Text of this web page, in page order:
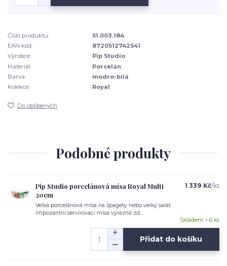
Číslo produktu:
51.003.184
EAN kód:
8720512742541
Výrobce:
Pip Studio
Materiál:
Porcelán
Barva:
modro-bílá
Kolekce:
Royal
Do oblíbených
Podobné produkty
Pip Studio porcelánová mísa Royal Multi
20cm
Velká porcelánová mísa na špagety nebo velký salát.
Impozantní servírovací mísa výrazně zd...
1 339 Kč/ks
Skladem > 6 ks
Přidat do košíku